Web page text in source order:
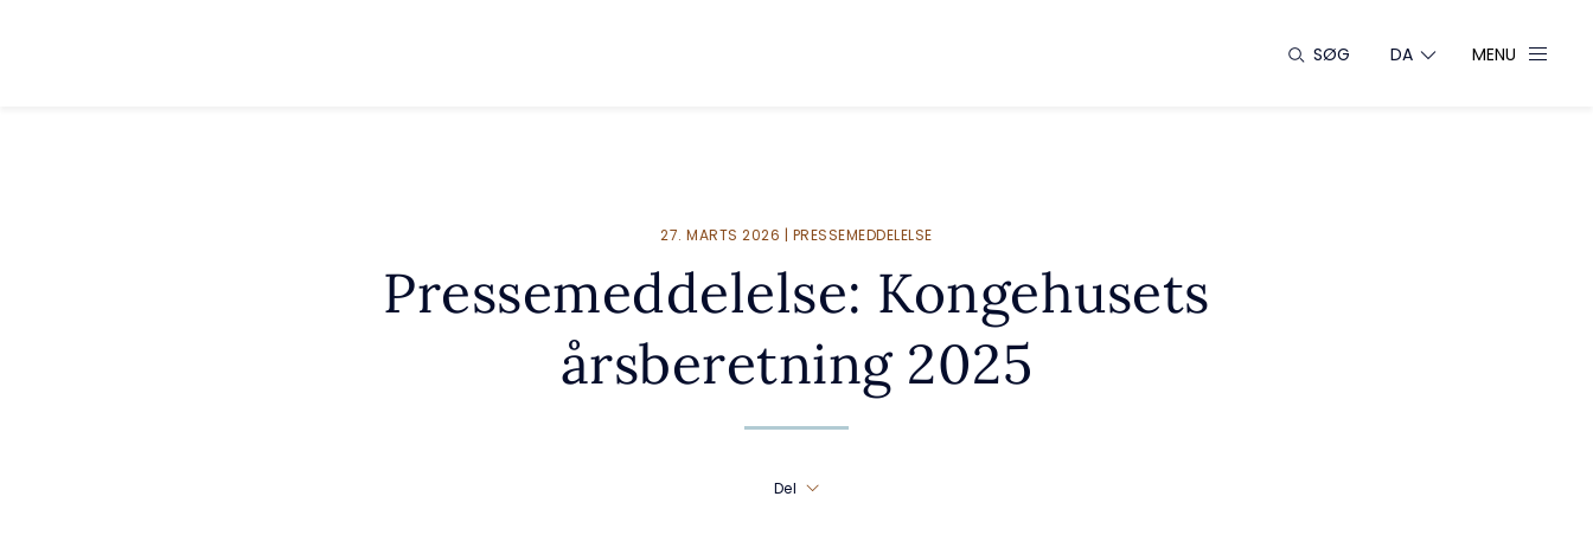
SØG DA MENU
27. MARTS 2026 | PRESSEMEDDELELSE
Pressemeddelelse: Kongehusets
årsberetning 2025
Del